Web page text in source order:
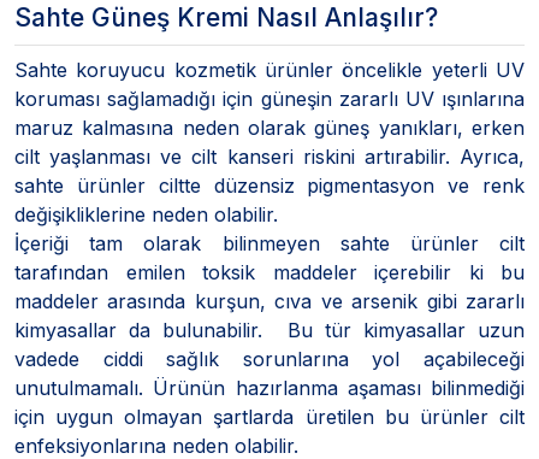
Sahte Güneş Kremi Nasıl Anlaşılır?
Sahte koruyucu kozmetik ürünler öncelikle yeterli UV
koruması sağlamadığı için güneşin zararlı UV ışınlarına
maruz kalmasına neden olarak güneş yanıkları, erken
cilt yaşlanması ve cilt kanseri riskini artırabilir. Ayrıca,
sahte ürünler ciltte düzensiz pigmentasyon ve renk
değişikliklerine neden olabilir.
İçeriği tam olarak bilinmeyen sahte ürünler cilt
tarafından emilen toksik maddeler içerebilir ki bu
maddeler arasında kurşun, cıva ve arsenik gibi zararlı
kimyasallar da bulunabilir. Bu tür kimyasallar uzun
vadede ciddi sağlık sorunlarına yol açabileceği
unutulmamalı. Ürünün hazırlanma aşaması bilinmediği
için uygun olmayan şartlarda üretilen bu ürünler cilt
enfeksiyonlarına neden olabilir.